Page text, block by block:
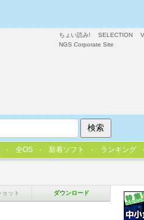
ョット ダウンロード
ちょい読み! SELECTION
NGS Corporate Site
全OS 新着ソフト ランキング